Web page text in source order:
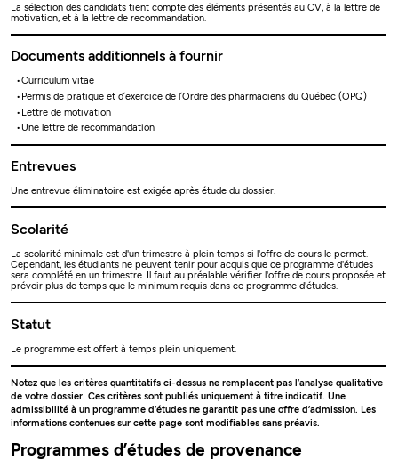
La sélection des candidats tient compte des éléments présentés au CV, à la lettre de
motivation, et à la lettre de recommandation.
Documents additionnels à fournir
Curriculum vitae
Permis de pratique et d’exercice de l’Ordre des pharmaciens du Québec (OPQ)
Lettre de motivation
Une lettre de recommandation
Entrevues
Une entrevue éliminatoire est exigée après étude du dossier.
Scolarité
La scolarité minimale est d'un trimestre à plein temps si l'offre de cours le permet.
Cependant, les étudiants ne peuvent tenir pour acquis que ce programme d'études
sera complété en un trimestre. Il faut au préalable vérifier l'offre de cours proposée et
prévoir plus de temps que le minimum requis dans ce programme d'études.
Statut
Le programme est offert à temps plein uniquement.
Notez que les critères quantitatifs ci-dessus ne remplacent pas l’analyse qualitative
de votre dossier. Ces critères sont publiés uniquement à titre indicatif. Une
admissibilité à un programme d’études ne garantit pas une offre d’admission. Les
informations contenues sur cette page sont modifiables sans préavis.
Programmes d’études de provenance